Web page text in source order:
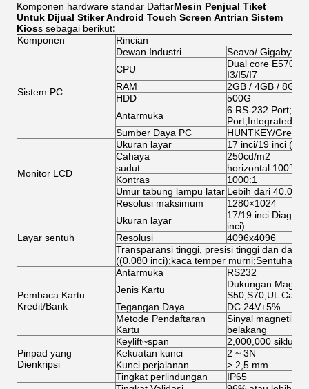
Komponen hardware standar DaftarMesin Penjual Tiket
Untuk Dijual Stiker Android Touch Screen Antrian Sistem
Kioss sebagai berikut:
Komponen
Rincian
Sistem PC
Dewan Industri
Seavo/ Gigabyte/
CPU
Dual core E5700/
I3/I5/I7
RAM
2GB / 4GB / 8GB
HDD
500G
Antarmuka
6 RS-232 Port;1
Port;Integrated
Sumber Daya PC
HUNTKEY/Great
Monitor LCD
Ukuran layar
17 inci/19 inci
Cahaya
250cd/m2
sudut
horizontal 100° di
Kontras
1000:1
Umur tabung lampu latar Lebih dari 40.000
Resolusi maksimum
1280×1024
Layar sentuh
Ukuran layar
17/19 inci
inci)
Resolusi
4096x4096
Transparansi tinggi, presisi tinggi dan daya
((0.080 inci);kaca temper murni;Sentuhan
Pembaca Kartu
Kredit/Bank
Antarmuka
RS232
Jenis Kartu
Dukungan
S50,S70,UL Card
Tegangan Daya
DC 24V±5%
Metode Pendaftaran
Kartu
Sinyal magnetik,
belakang
Pinpad yang
Dienkripsi
Keylift~span
2,000,000 siklus
Kekuatan kunci
2 ~ 3N
Kunci perjalanan
> 2,5 mm
Tingkat perlindungan
IP65